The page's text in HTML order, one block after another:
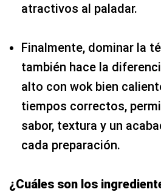
atractivos al paladar.
Finalmente, dominar la
también hace la
alto con wok bien
tiempos correctos,
sabor, textura y un
cada preparación.
¿Cuáles son los